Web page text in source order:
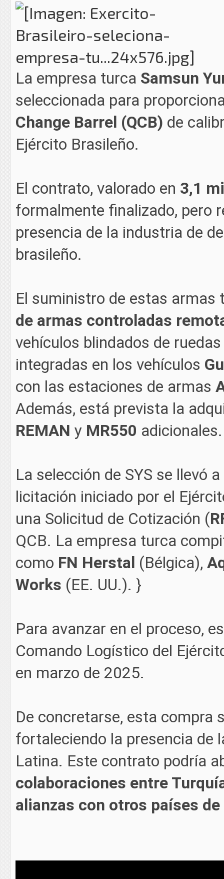
La empresa turca Samsun
seleccionada para
Change Barrel (QCB) de
Ejército Brasileño.
El contrato, valorado en 3,1
formalmente finalizado, pero
presencia de la industria de
brasileño.
El suministro de estas
de armas controladas
vehículos blindados de
integradas en los vehículos
con las estaciones de armas
Además, está prevista la
REMAN y MR550 adicionales.
La selección de SYS se llevó
licitación iniciado por el
una Solicitud de Cotización (
QCB. La empresa turca
como FN Herstal (Bélgica),
Works (EE. UU.). }
Para avanzar en el proceso,
Comando Logístico del
en marzo de 2025.
De concretarse, esta compra
fortaleciendo la presencia de
Latina. Este contrato podría
colaboraciones entre
alianzas con otros países